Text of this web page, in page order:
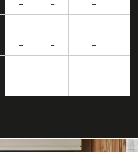
– – –
– – –
– – –
– – –
– – –